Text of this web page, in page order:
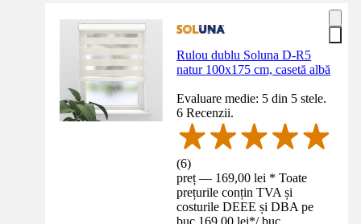
Rulou dublu Soluna D-R5
natur 100x175 cm, casetă albă
Evaluare medie: 5 din 5 stele.
6 Recenzii.
(6)
preț — 169,00 lei * Toate
prețurile conțin TVA și
costurile DEEE și DBA pe